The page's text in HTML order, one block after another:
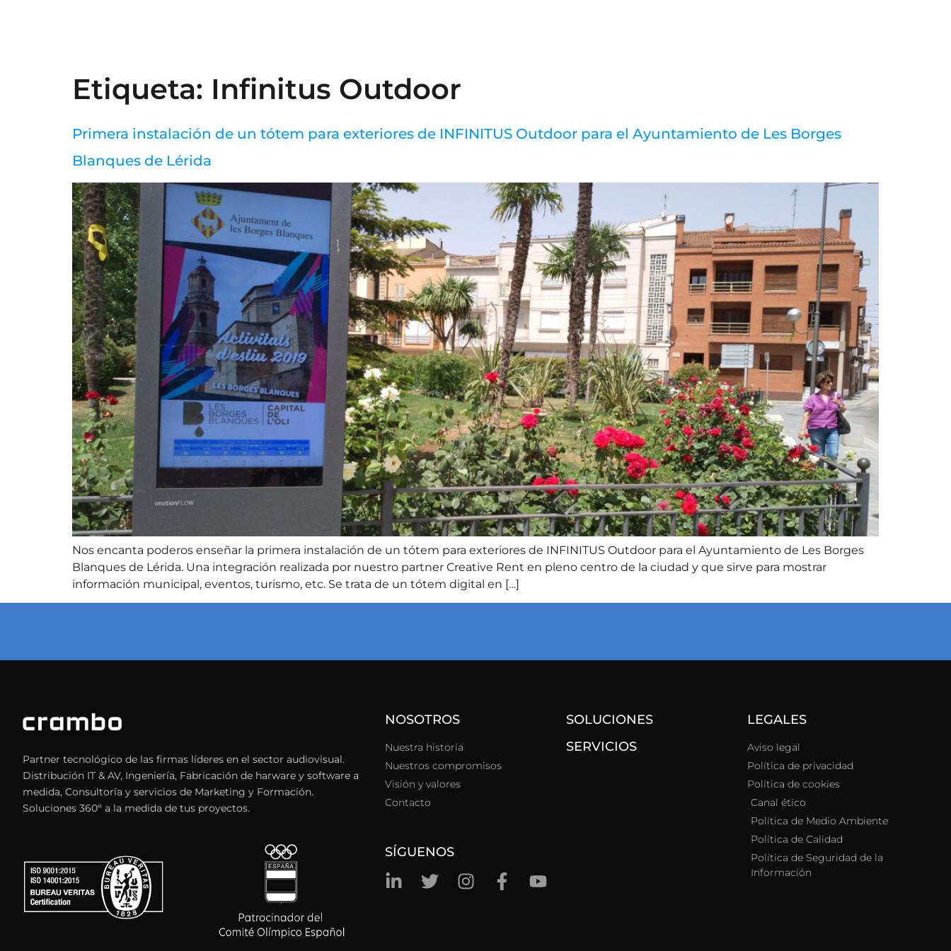
Etiqueta: Infinitus Outdoor
Primera instalación de un tótem para exteriores de INFINITUS Outdoor para el Ayuntamiento de Les Borges
Blanques de Lérida
Nos encanta poderos enseñar la primera instalación de un tótem para exteriores de INFINITUS Outdoor para el Ayuntamiento de Les Borges
Blanques de Lérida. Una integración realizada por nuestro partner Creative Rent en pleno centro de la ciudad y que sirve para mostrar
información municipal, eventos, turismo, etc. Se trata de un tótem digital en […]
Partner tecnológico de las firmas líderes en el sector audiovisual.
Distribución IT & AV, Ingeniería, Fabricación de harware y software a
medida, Consultoría y servicios de Marketing y Formación.
Soluciones 360º a la medida de tus proyectos.
NOSOTROS
Nuestra historia
Nuestros compromisos
Visión y valores
Contacto
SÍGUENOS
SOLUCIONES
SERVICIOS
LEGALES
Aviso legal
Política de privacidad
Política de cookies
Canal ético
Política de Medio Ambiente
Política de Calidad
Política de Seguridad de la
Información